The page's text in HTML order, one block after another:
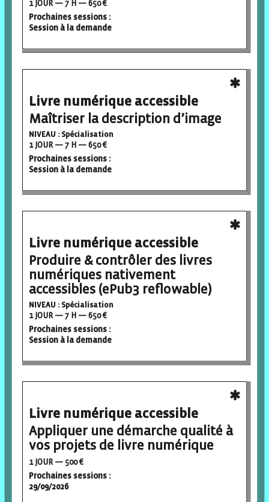
1 JOUR — 7 H — 650 €
Prochaines sessions :
Session à la demande
Livre numérique accessible
Maîtriser la description d’image
NIVEAU : Spécialisation
1 JOUR — 7 H — 650 €
Prochaines sessions :
Session à la demande
Livre numérique accessible
Produire & contrôler des livres
numériques nativement
accessibles (ePub3 reflowable)
NIVEAU : Spécialisation
1 JOUR — 7 H — 650 €
Prochaines sessions :
Session à la demande
Livre numérique accessible
Appliquer une démarche qualité à
vos projets de livre numérique
1 JOUR — 500 €
Prochaines sessions :
29/09/2026